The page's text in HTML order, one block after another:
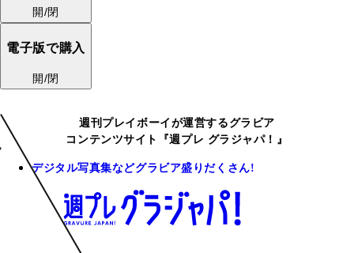
開/閉
電子版で購入
開/閉
週刊プレイボーイが運営するグラビア
コンテンツサイト『週プレ グラジャパ！』
デジタル写真集などグラビア盛りだくさん!